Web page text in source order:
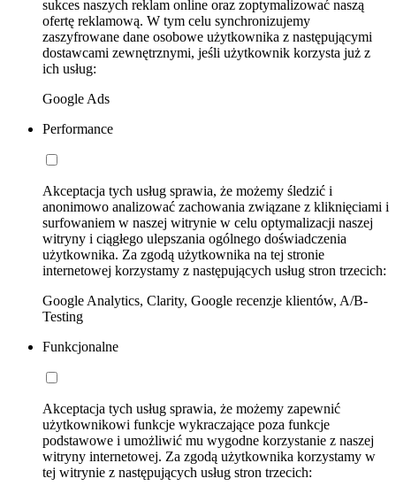
sukces naszych reklam online oraz zoptymalizować naszą
ofertę reklamową. W tym celu synchronizujemy
zaszyfrowane dane osobowe użytkownika z następującymi
dostawcami zewnętrznymi, jeśli użytkownik korzysta już z
ich usług:
Google Ads
Performance
Akceptacja tych usług sprawia, że możemy śledzić i
anonimowo analizować zachowania związane z kliknięciami i
surfowaniem w naszej witrynie w celu optymalizacji naszej
witryny i ciągłego ulepszania ogólnego doświadczenia
użytkownika. Za zgodą użytkownika na tej stronie
internetowej korzystamy z następujących usług stron trzecich:
Google Analytics, Clarity, Google recenzje klientów, A/B-
Testing
Funkcjonalne
Akceptacja tych usług sprawia, że możemy zapewnić
użytkownikowi funkcje wykraczające poza funkcje
podstawowe i umożliwić mu wygodne korzystanie z naszej
witryny internetowej. Za zgodą użytkownika korzystamy w
tej witrynie z następujących usług stron trzecich: